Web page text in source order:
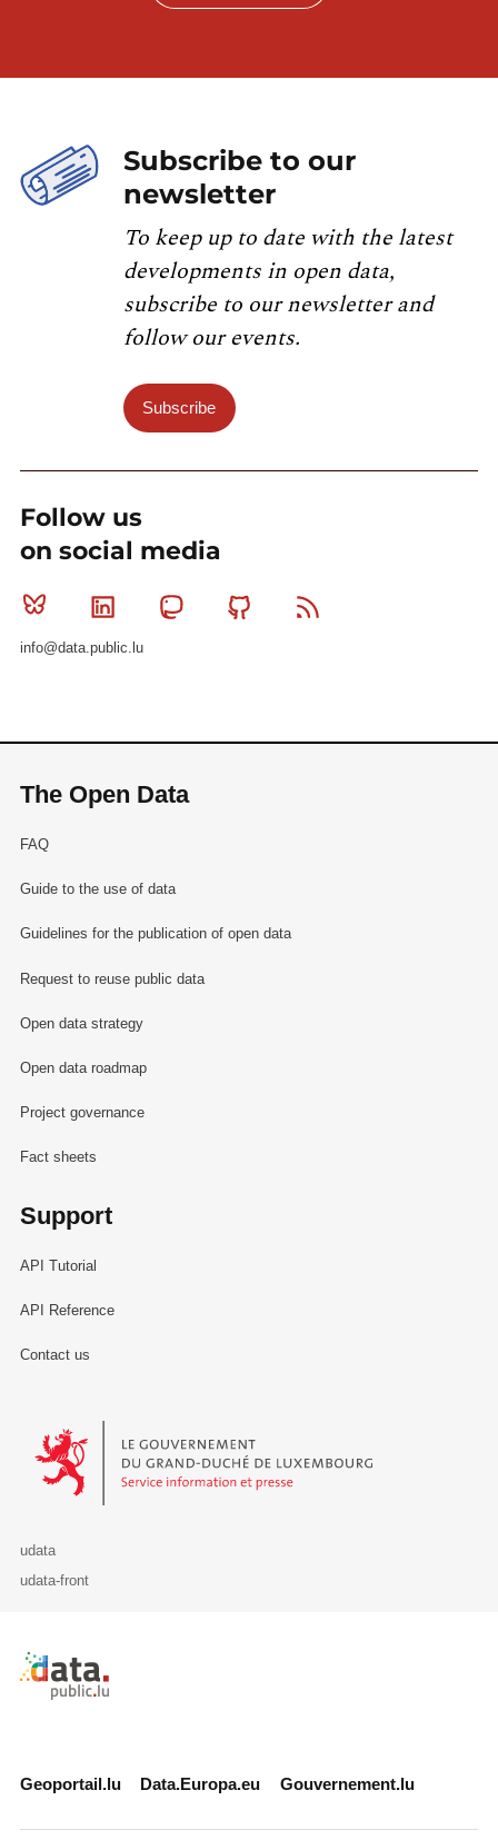
Subscribe to our
newsletter
To keep up to date with the latest
developments in open data,
subscribe to our newsletter and
follow our events.
Subscribe
Follow us
on social media
Bluesky Linkedin MastodonGithub
info@data.public.lu
The Open Data
FAQ
Guide to the use of data
Guidelines for the publication of open data
Request to reuse public data
Open data strategy
Open data roadmap
Project governance
Fact sheets
Support
API Tutorial
API Reference
Contact us
Le Gouvernement du Grand-Duché de Luxembourg - Service
udata
udata-front
Retour à l'accueil de data.public.lu
Geoportail.lu Data.Europa.eu Gouvernement.lu